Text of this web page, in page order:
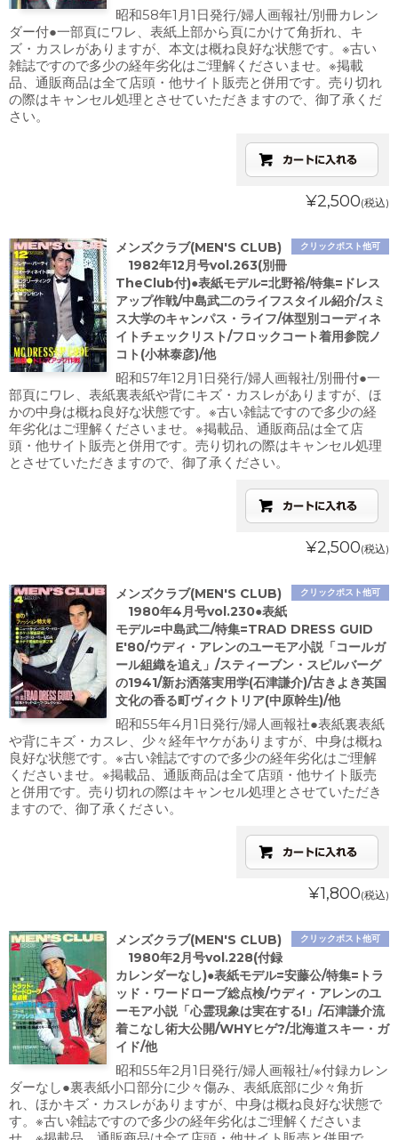
昭和58年1月1日発行/婦人画報社/別冊カレン
ダー付●一部頁にワレ、表紙上部から頁にかけて角折れ、キ
ズ・カスレがありますが、本文は概ね良好な状態です。※古い
雑誌ですので多少の経年劣化はご理解くださいませ。※掲載
品、通販商品は全て店頭・他サイト販売と併用です。売り切れ
の際はキャンセル処理とさせていただきますので、御了承くだ
さい。
¥2,500(税込)
クリックポスト他可
メンズクラブ(MEN'S CLUB)
1982年12月号vol.263(別冊
TheClub付)●表紙モデル=北野裕/特集=ドレス
アップ作戦/中島武二のライフスタイル紹介/スミ
ス大学のキャンパス・ライフ/体型別コーディネ
イトチェックリスト/フロックコート着用参院ノ
コト(小林泰彦)/他
昭和57年12月1日発行/婦人画報社/別冊付●一
部頁にワレ、表紙裏表紙や背にキズ・カスレがありますが、ほ
かの中身は概ね良好な状態です。※古い雑誌ですので多少の経
年劣化はご理解くださいませ。※掲載品、通販商品は全て店
頭・他サイト販売と併用です。売り切れの際はキャンセル処理
とさせていただきますので、御了承ください。
¥2,500(税込)
クリックポスト他可
メンズクラブ(MEN'S CLUB)
1980年4月号vol.230●表紙
モデル=中島武二/特集=TRAD DRESS GUID
E'80/ウディ・アレンのユーモア小説「コールガ
ール組織を追え」/スティーブン・スピルバーグ
の1941/新お洒落実用学(石津謙介)/古きよき英国
文化の香る町ヴィクトリア(中原幹生)/他
昭和55年4月1日発行/婦人画報社●表紙裏表紙
や背にキズ・カスレ、少々経年ヤケがありますが、中身は概ね
良好な状態です。※古い雑誌ですので多少の経年劣化はご理解
くださいませ。※掲載品、通販商品は全て店頭・他サイト販売
と併用です。売り切れの際はキャンセル処理とさせていただき
ますので、御了承ください。
¥1,800(税込)
クリックポスト他可
メンズクラブ(MEN'S CLUB)
1980年2月号vol.228(付録
カレンダーなし)●表紙モデル=安藤公/特集=トラ
ッド・ワードローブ総点検/ウディ・アレンのユ
ーモア小説「心霊現象は実在する!」/石津謙介流
着こなし術大公開/WHYヒゲ?/北海道スキー・ガ
イド/他
昭和55年2月1日発行/婦人画報社/※付録カレン
ダーなし●裏表紙小口部分に少々傷み、表紙底部に少々角折
れ、ほかキズ・カスレがありますが、中身は概ね良好な状態で
す。※古い雑誌ですので多少の経年劣化はご理解くださいま